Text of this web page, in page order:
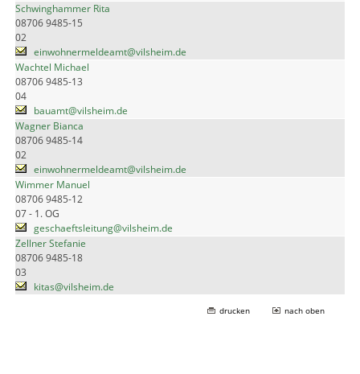
Schwinghammer Rita
08706 9485-15
02
einwohnermeldeamt@vilsheim.de
Wachtel Michael
08706 9485-13
04
bauamt@vilsheim.de
Wagner Bianca
08706 9485-14
02
einwohnermeldeamt@vilsheim.de
Wimmer Manuel
08706 9485-12
07 - 1. OG
geschaeftsleitung@vilsheim.de
Zellner Stefanie
08706 9485-18
03
kitas@vilsheim.de
drucken nach oben